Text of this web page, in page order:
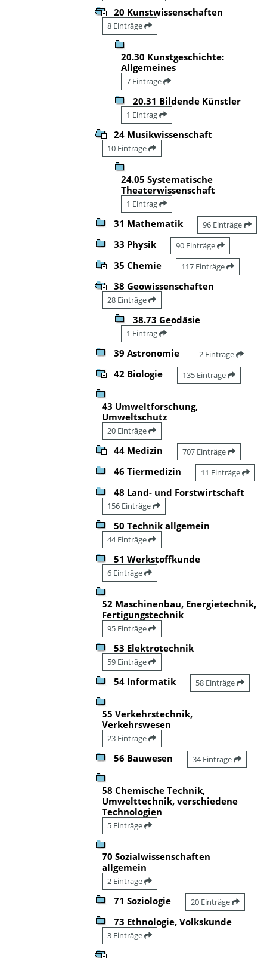
20 Kunstwissenschaften
8 Einträge
20.30 Kunstgeschichte:
Allgemeines
7 Einträge
20.31 Bildende Künstler
1 Eintrag
24 Musikwissenschaft
10 Einträge
24.05 Systematische
Theaterwissenschaft
1 Eintrag
31 Mathematik 96 Einträge
33 Physik 90 Einträge
35 Chemie 117 Einträge
38 Geowissenschaften
28 Einträge
38.73 Geodäsie
1 Eintrag
39 Astronomie 2 Einträge
42 Biologie 135 Einträge
43 Umweltforschung,
Umweltschutz
20 Einträge
44 Medizin 707 Einträge
46 Tiermedizin 11 Einträge
48 Land- und Forstwirtschaft
156 Einträge
50 Technik allgemein
44 Einträge
51 Werkstoffkunde
6 Einträge
52 Maschinenbau, Energietechnik,
Fertigungstechnik
95 Einträge
53 Elektrotechnik
59 Einträge
54 Informatik 58 Einträge
55 Verkehrstechnik,
Verkehrswesen
23 Einträge
56 Bauwesen 34 Einträge
58 Chemische Technik,
Umwelttechnik, verschiedene
Technologien
5 Einträge
70 Sozialwissenschaften
allgemein
2 Einträge
71 Soziologie 20 Einträge
73 Ethnologie, Volkskunde
3 Einträge